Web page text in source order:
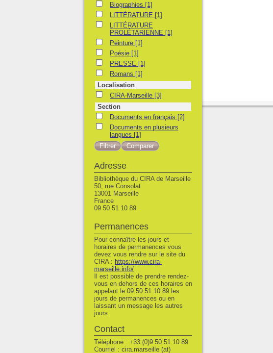
Biographies
Biographies [1]
LITTÉRATURE
LITTÉRATURE [1]
LITTÉRATURE PROLÉTARIENNE
LITTÉRATURE
PROLÉTARIENNE [1]
PeinturePeinture [1]
PoésiePoésie [1]
PRESSEPRESSE [1]
RomansRomans [1]
Localisation
CIRA-Marseille
CIRA-Marseille [3]
Section
Documents en français
Documents en français [2]
Documents en plusieurs langues
Documents en plusieurs
langues [1]
Adresse
Bibliothèque du CIRA de Marseille
50, rue Consolat
13001 Marseille
France
09 50 51 10 89
Permanences
Pour connaître les jours et
horaires de permanences vous
devez vous rendre sur le site du
CIRA : https://www.cira-
marseille.info/
Il est possible de prendre rendez-
vous en dehors de ces horaires en
appelant le 09 50 51 10 89 les
jours de permanences ou en
laissant un message les autres
jours.
Contact
Téléphone : +33 (0)9 50 51 10 89
Courriel : cira.marseille (at)